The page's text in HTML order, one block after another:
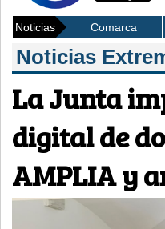
Noticias Comarca
Noticias
La Junta
digital de
AMPLIA y